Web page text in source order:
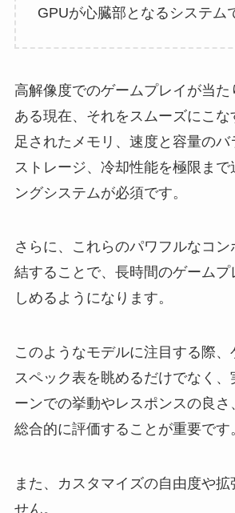
GPUが心臓部となるシステム
高解像度でのゲームプレイが当た
ある現在、それをスムーズにこ
足されたメモリ、速度と容量のバ
ストレージ、冷却性能を極限まで
ングシステムが必須です。
さらに、これらのパワフルなコ
結することで、長時間のゲームプ
しめるようになります。
このようなモデルに注目する際
スペック表を眺めるだけでなく、
ーンでの挙動やレスポンスの良さ
総合的に評価することが重要です
また、カスタマイズの自由度や拡
せん。